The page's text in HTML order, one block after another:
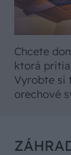
Chcete
ktorá
Vyrobte si
orechové